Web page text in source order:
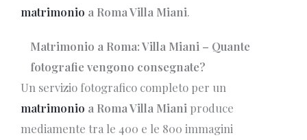
matrimonio a Roma Villa Miani.
Matrimonio a Roma: Villa Miani – Quante
fotografie vengono consegnate?
Un servizio fotografico completo per un
matrimonio a Roma Villa Miani produce
mediamente tra le 400 e le 800 immagini